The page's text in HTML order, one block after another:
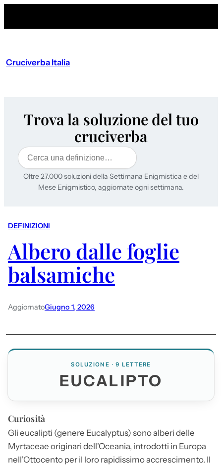
Cruciverba Italia
Trova la soluzione del tuo
cruciverba
Cerca
Oltre 27.000 soluzioni della Settimana Enigmistica e del
Mese Enigmistico, aggiornate ogni settimana.
DEFINIZIONI
Albero dalle foglie
balsamiche
AggiornatoGiugno 1, 2026
SOLUZIONE · 9 LETTERE
EUCALIPTO
Curiosità
Gli eucalipti (genere Eucalyptus) sono alberi delle
Myrtaceae originari dell'Oceania, introdotti in Europa
nell'Ottocento per il loro rapidissimo accrescimento. Il